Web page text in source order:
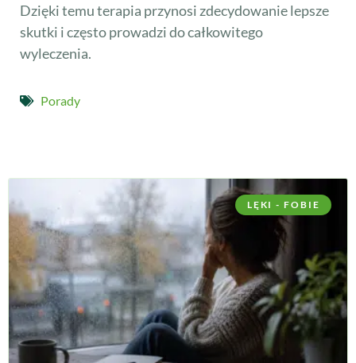
Dzięki temu terapia przynosi zdecydowanie lepsze
skutki i często prowadzi do całkowitego
wyleczenia.
Porady
LĘKI - FOBIE